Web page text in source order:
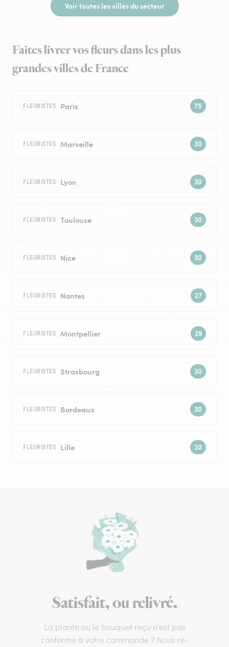
Voir toutes les villes du secteur
Faites livrer vos fleurs dans les plus
grandes villes de France
FLEURISTES Paris
FLEURISTES Marseille
FLEURISTES Lyon
FLEURISTES Toulouse
FLEURISTES Nice
FLEURISTES Nantes
FLEURISTES Montpellier
FLEURISTES Strasbourg
FLEURISTES Bordeaux
FLEURISTES Lille
Satisfait, ou relivré.
La plante ou le bouquet reçu n’est pas
conforme à votre commande ? Nous re-